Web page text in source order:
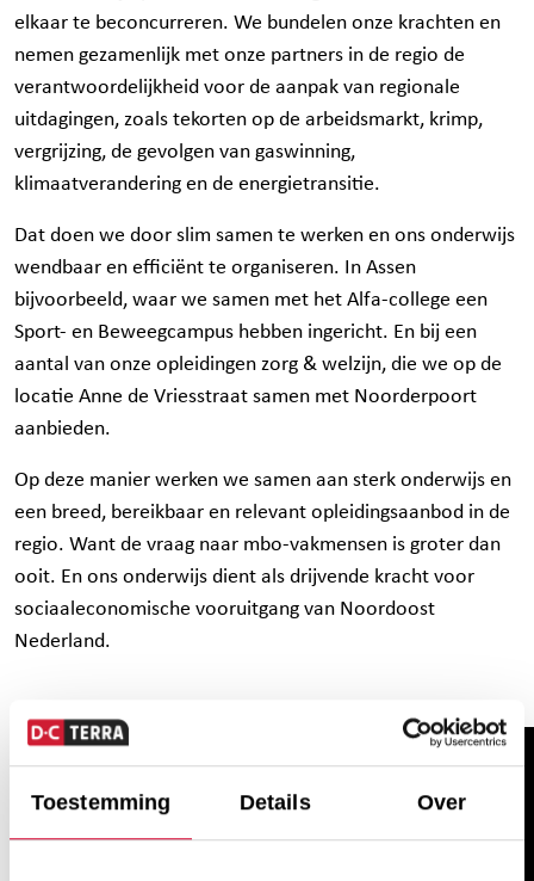
Toestemming Details Over
elkaar te beconcurreren. We bundelen onze krachten en
nemen gezamenlijk met onze partners in de regio de
verantwoordelijkheid voor de aanpak van regionale
uitdagingen, zoals tekorten op de arbeidsmarkt, krimp,
vergrijzing, de gevolgen van gaswinning,
klimaatverandering en de energietransitie.
Dat doen we door slim samen te werken en ons onderwijs
wendbaar en efficiënt te organiseren. In Assen
bijvoorbeeld, waar we samen met het Alfa-college een
Sport- en Beweegcampus hebben ingericht. En bij een
aantal van onze opleidingen zorg & welzijn, die we op de
locatie Anne de Vriesstraat samen met Noorderpoort
aanbieden.
Op deze manier werken we samen aan sterk onderwijs en
een breed, bereikbaar en relevant opleidingsaanbod in de
regio. Want de vraag naar mbo-vakmensen is groter dan
ooit. En ons onderwijs dient als drijvende kracht voor
sociaaleconomische vooruitgang van Noordoost
Nederland.